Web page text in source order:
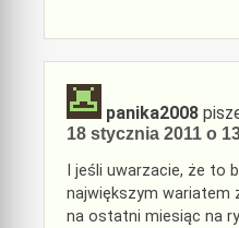
panika2008
18 stycznia 2011 o
I jeśli uwarzacie, że to
największym wariatem
na ostatni miesiąc na